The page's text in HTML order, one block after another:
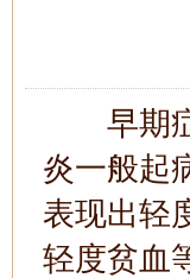
早期症
炎一般起
表现出轻
轻度贫血